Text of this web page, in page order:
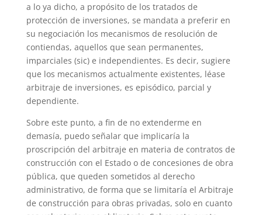
a lo ya dicho, a propósito de los tratados de
protección de inversiones, se mandata a preferir en
su negociación los mecanismos de resolución de
contiendas, aquellos que sean permanentes,
imparciales (sic) e independientes. Es decir, sugiere
que los mecanismos actualmente existentes, léase
arbitraje de inversiones, es episódico, parcial y
dependiente.
Sobre este punto, a fin de no extenderme en
demasía, puedo señalar que implicaría la
proscripción del arbitraje en materia de contratos de
construcción con el Estado o de concesiones de obra
pública, que queden sometidos al derecho
administrativo, de forma que se limitaría el Arbitraje
de construcción para obras privadas, solo en cuanto